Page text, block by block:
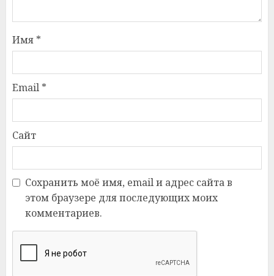
Имя *
Email *
Сайт
Сохранить моё имя, email и адрес сайта в
этом браузере для последующих моих
комментариев.